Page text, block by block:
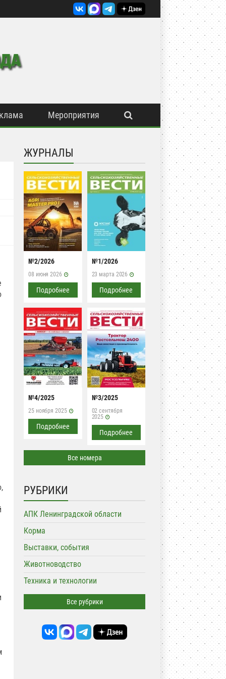
Мероприятия
ЖУРНАЛЫ
№2/2026
08 июня 2026
Подробнее
№1/2026
23 марта 2026
Подробнее
№4/2025
25 ноября 2025
Подробнее
№3/2025
02 сентября
2025
Подробнее
Все номера
РУБРИКИ
АПК Ленинградской области
Корма
Выставки, события
Животноводство
Техника и технологии
Все рубрики